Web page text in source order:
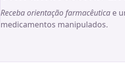
Receba orientação farmacêutica e
medicamentos manipulados.